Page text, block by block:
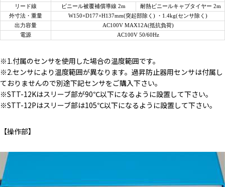
リード線
ビニール被覆補償導線 2m
耐熱ビニールキャブタイヤー 2m
外寸法・重量
W150×D177×H137mm(突起部除く) ・1.4kg(センサ除く)
出力容量
AC100V MAX12A(抵抗負荷)
電源
AC100V 50/60Hz
※1.付属のセンサを使用した場合の温度範囲です。
※2.センサにより温度範囲が異なります。過昇防止器用センサは付属し
ておりませんので別途下記センサをご購入下さい。
※STT-12Kはスリーブ部が90℃以下になるように設置して下さい。
※STT-12Pはスリーブ部は105℃以下になるように設置して下さい。
【操作部】